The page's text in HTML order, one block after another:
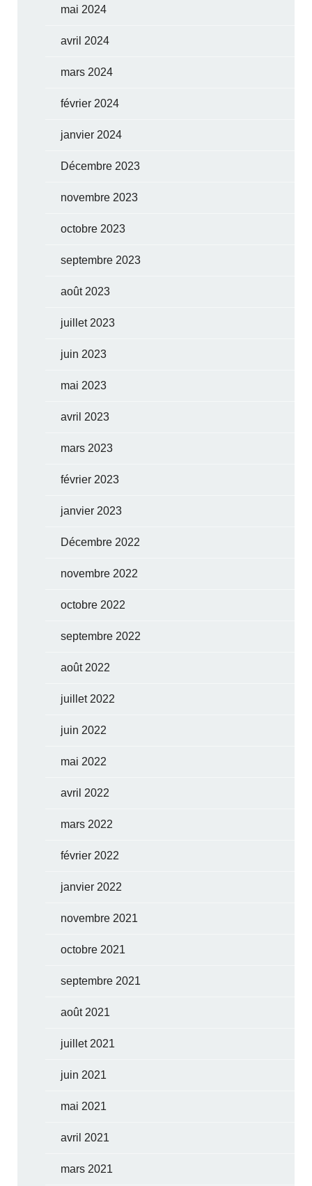
mai 2024
avril 2024
mars 2024
février 2024
janvier 2024
Décembre 2023
novembre 2023
octobre 2023
septembre 2023
août 2023
juillet 2023
juin 2023
mai 2023
avril 2023
mars 2023
février 2023
janvier 2023
Décembre 2022
novembre 2022
octobre 2022
septembre 2022
août 2022
juillet 2022
juin 2022
mai 2022
avril 2022
mars 2022
février 2022
janvier 2022
novembre 2021
octobre 2021
septembre 2021
août 2021
juillet 2021
juin 2021
mai 2021
avril 2021
mars 2021